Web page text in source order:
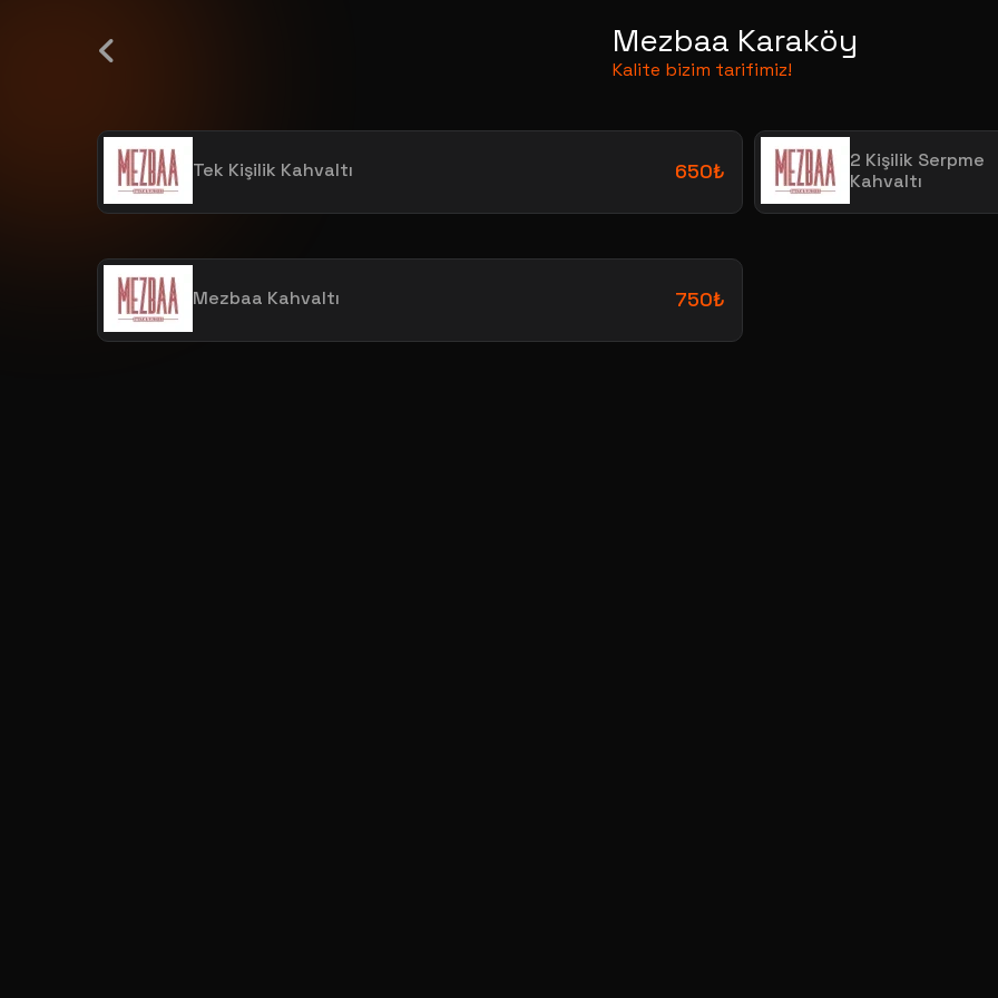
Mezbaa Karaköy
Kalite bizim tarifimiz!
KAHVALTI ÇEŞİTLERİ
Tek Kişilik Kahvaltı 650₺
2 Kişilik Serpme
Kahvaltı
Mezbaa Kahvaltı 750₺